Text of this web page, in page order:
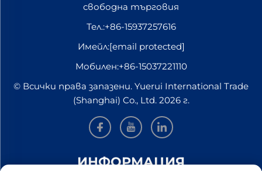
свободна търговия
Тел.:+86-15937257616
Имейл:[email protected]
Мобилен:+86-15037221110
© Всички права запазени. Yuerui International Trade
(Shanghai) Co., Ltd. 2026 г.
ИНФОРМАЦИЯ